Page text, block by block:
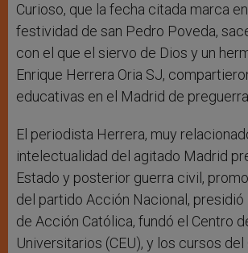
Curioso, que la fecha citada marca
festividad de san Pedro Poveda,
con el que el siervo de Dios y un
Enrique Herrera Oria SJ,
educativas en el Madrid de
El periodista Herrera, muy
intelectualidad del agitado Madrid
Estado y posterior guerra civil,
del partido Acción Nacional, presidió
de Acción Católica, fundó el Centro
Universitarios (CEU), y los cursos del